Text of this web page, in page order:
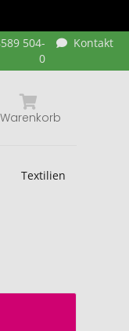
504-
0
Kontakt
Warenkorb
Textilien